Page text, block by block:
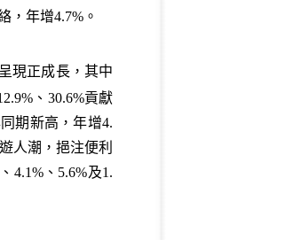
，年增4.7%。
現正成長，其中
、30.6%貢獻
期新高，年增4.
人潮，挹注便利
4.1%、5.6%及1.